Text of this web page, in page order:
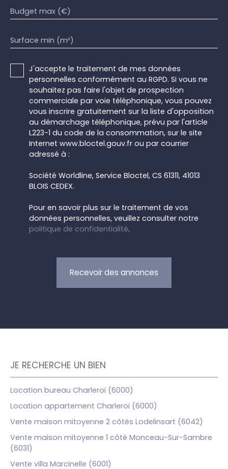
Budget max (€)
Surface min (m²)
J'accepte le traitement de mes données
personnelles conformément au RGPD. Si vous ne
souhaitez pas faire l'objet de prospection
commerciale par voie téléphonique, vous pouvez
vous inscrire gratuitement sur la liste d'opposition
au démarchage téléphonique, prévu par l'article
L223-1 du code de la consommation, sur le site
Internet www.bloctel.gouv.fr ou par courrier
adressé à :
Société Worldline, Service Bloctel, CS 61311, 41013
BLOIS CEDEX.
Pour en savoir plus sur le traitement de vos
données personnelles, veuillez consulter notre
politique de confidentialité.
Recevoir des annonces
JE RECHERCHE UN BIEN
Location bureau Charleroi (6000)
Location appartement Charleroi (6000)
Vente maison mitoyenne 2 côtés Lodelinsart (6042)
Vente maison mitoyenne 1 côté Monceau-Sur-Sambre
(6031)
Vente villa Marcinelle (6001)